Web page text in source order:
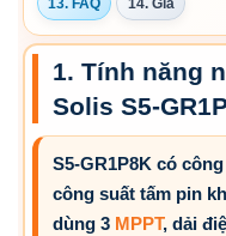
1. Tính năng
Solis S5-
S5-GR1P8K có
công suất tấm pin
dùng 3 MPPT, dải